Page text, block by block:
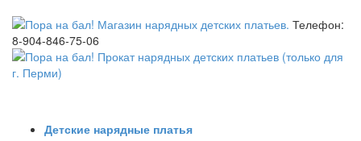
Телефон:
8-904-846-75-06
Детские нарядные платья